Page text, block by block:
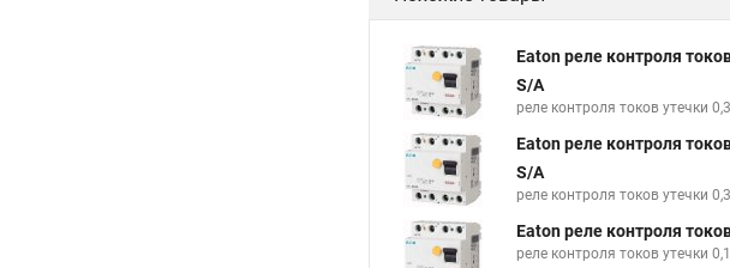
Eaton реле контроля
S/A
реле контроля токов утечки
Eaton реле контроля
S/A
реле контроля токов утечки
Eaton реле контроля
реле контроля токов утечки